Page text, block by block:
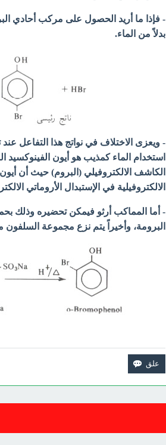
- فإذا ما أريد الحصول على مركب أحادي
بدلاً من الماء.
- ويعزى الاختلاف في نواتج هذا التفاعل
استخدام الماء كمذيب هو أيون الفينوكسيد
الكاشف الالكتروفيلي (البروم) حيث أن
الالكتروفيلية في الإستبدال الأروماتي
- أما المماكب أرثو فيمكن تحضيره وذلك
البرومة، وأخيراً يتم نزع مجموعة السلفون